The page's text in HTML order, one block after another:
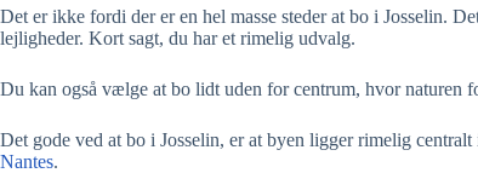
Det er ikke fordi der er en hel masse steder at bo i Josselin.
lejligheder. Kort sagt, du har et rimelig udvalg.
Du kan også vælge at bo lidt uden for centrum, hvor naturen
Det gode ved at bo i Josselin, er at byen ligger rimelig
Nantes.